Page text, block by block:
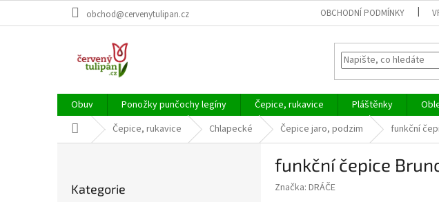
obchod@cervenytulipan.cz OBCHODNÍ PODMÍNKY
Obuv Ponožky punčochy legíny Čepice, rukavice Pláštěnky
Domů Čepice, rukavice Chlapecké Čepice jaro, podzim funkční
kategorie
Kategorie
funkční čepice
Značka: DRÁČE